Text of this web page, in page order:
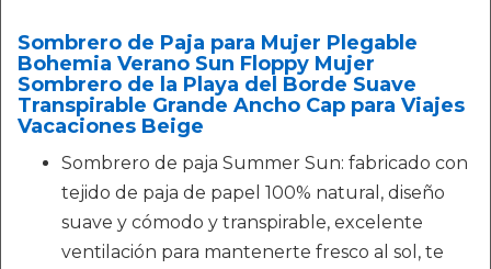
Sombrero de Paja para Mujer Plegable
Bohemia Verano Sun Floppy Mujer
Sombrero de la Playa del Borde Suave
Transpirable Grande Ancho Cap para Viajes
Vacaciones Beige
Sombrero de paja Summer Sun: fabricado con
tejido de paja de papel 100% natural, diseño
suave y cómodo y transpirable, excelente
ventilación para mantenerte fresco al sol, te